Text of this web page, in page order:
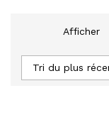
Afficher
Tri du plus